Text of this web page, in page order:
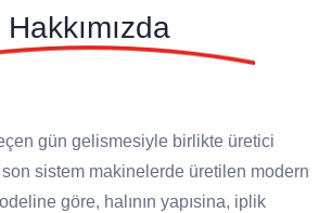
Hakkımızda
gün gelismesiyle birlikte üretici
son sistem makinelerde üretilen modern
göre, halının yapısina, iplik